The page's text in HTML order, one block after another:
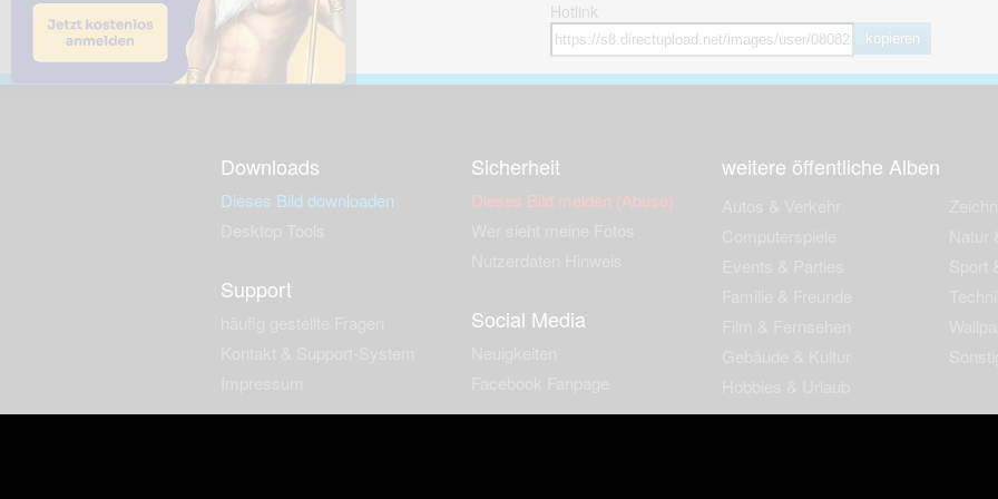
Hotlink
kopieren
Downloads
Dieses Bild downloaden
Support
Sicherheit
Dieses Bild melden (Abuse)
Social Media
weitere öffentliche Alben